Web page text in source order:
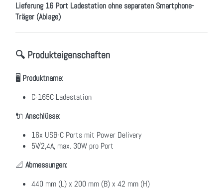
Lieferung 16 Port Ladestation ohne separaten Smartphone-
Träger (Ablage)
🔍 Produkteigenschaften
🖥 Produktname:
C-165C Ladestation
🔌 Anschlüsse:
16x USB-C Ports mit Power Delivery
5V/2,4A, max. 30W pro Port
📐 Abmessungen:
440 mm (L) x 200 mm (B) x 42 mm (H)